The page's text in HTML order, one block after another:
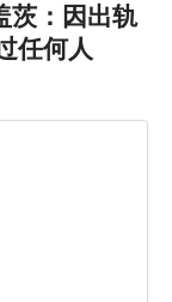
茨 ：因出轨
任何人